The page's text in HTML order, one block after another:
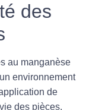
des
au manganèse
environnement
de
des pièces,